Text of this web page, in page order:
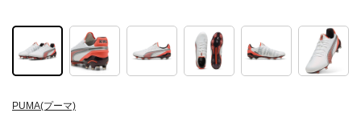
PUMA(プーマ)